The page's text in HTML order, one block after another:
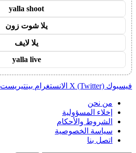
yalla shoot
يلا شوت زون
يلا لايف
yalla live
فيسبوك X (Twitter) الانستغرام بينتيريست
من نحن
إخلاء المسؤولية
الشروط والأحكام
سياسة الخصوصية
اتصل بنا